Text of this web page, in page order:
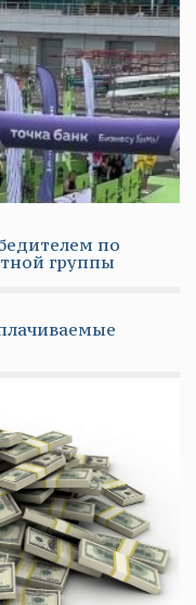
по
группы